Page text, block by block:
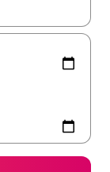
navegar